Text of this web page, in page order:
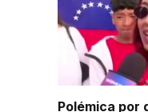
Polémica por